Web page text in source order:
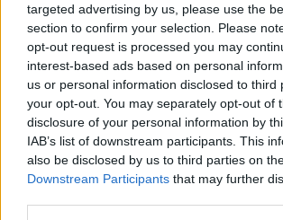
targeted advertising by us, please use the
section to confirm your selection. Please
opt-out request is processed you may
interest-based ads based on personal
us or personal information disclosed to third
your opt-out. You may separately opt-out of
disclosure of your personal information by
IAB’s list of downstream participants. This
also be disclosed by us to third parties on
Downstream Participants that may further
és élvezetesebbek" – fogalmazott a
világbajnok.
Video
loading.
This
is
a
The media could not be loaded,
the server or network failed or
is not supported.